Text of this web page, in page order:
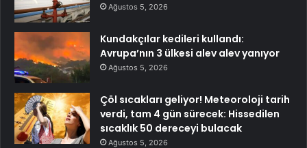
Ağustos 5, 2026
Kundakçılar kedileri kullandı:
Avrupa’nın 3 ülkesi alev alev yanıyor
Ağustos 5, 2026
Çöl sıcakları geliyor! Meteoroloji tarih
verdi, tam 4 gün sürecek: Hissedilen
sıcaklık 50 dereceyi bulacak
Ağustos 5, 2026